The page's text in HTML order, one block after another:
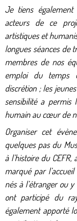
Je tiens
acteurs de ce
artistiques et
longues séances de
membres de nos
emploi du temps
discrétion ; les
sensibilité a permis
humain au cœur de
Organiser cet
quelques pas du
à l’histoire du CEFR,
marqué par
nés à l’étranger ou
ont participé du
également apporté